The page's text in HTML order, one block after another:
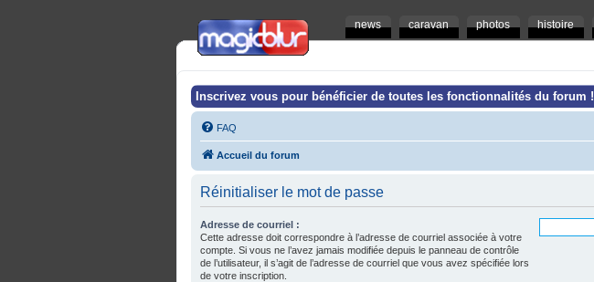
news caravan photos histoire
Inscrivez vous pour bénéficier de toutes les fonctionnalités du forum !
FAQ
Accueil du forum
Réinitialiser le mot de passe
Adresse de courriel :
Cette adresse doit correspondre à l’adresse de courriel associée à votre
compte. Si vous ne l’avez jamais modifiée depuis le panneau de contrôle
de l’utilisateur, il s’agit de l’adresse de courriel que vous avez spécifiée lors
de votre inscription.